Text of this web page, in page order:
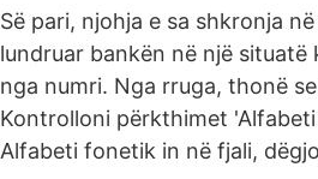
Së pari, njohja e sa shkronja
lundruar bankën në një
nga numri. Nga rruga, thonë
Kontrolloni përkthimet
Alfabeti fonetik in në fjali,